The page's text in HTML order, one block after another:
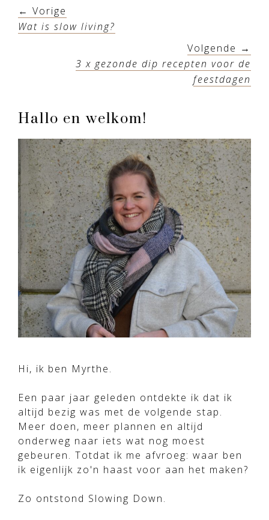
← Vorige
Wat is slow living?
Volgende →
3 x gezonde dip recepten voor de
feestdagen
Primary
Sidebar
Hallo en welkom!
Hi, ik ben Myrthe.
Een paar jaar geleden ontdekte ik dat ik
altijd bezig was met de volgende stap.
Meer doen, meer plannen en altijd
onderweg naar iets wat nog moest
gebeuren. Totdat ik me afvroeg: waar ben
ik eigenlijk zo'n haast voor aan het maken?
Zo ontstond Slowing Down.